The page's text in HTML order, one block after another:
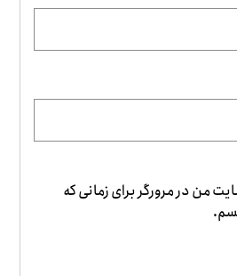
من در مرورگر برای زمانی که